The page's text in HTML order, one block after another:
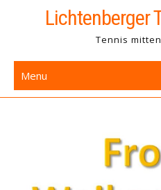
Lichtenberger
Tennis
Menu